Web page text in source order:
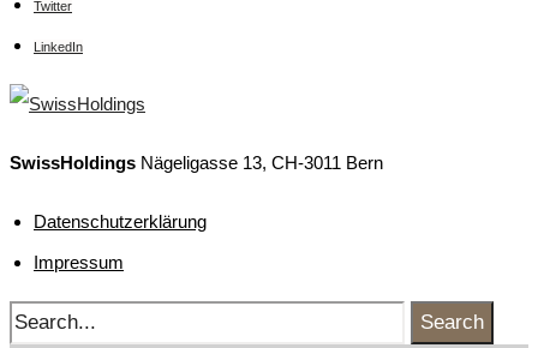
Twitter
LinkedIn
SwissHoldings Nägeligasse 13, CH-3011 Bern
Datenschutzerklärung
Impressum
Search